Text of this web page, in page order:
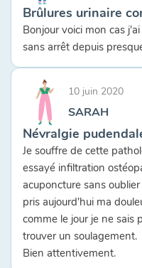
Brûlures urinaire
Bonjour voici mon cas
sans arrêt depuis
10 juin 2020
SARAH
Névralgie
Je souffre de cette
essayé infiltration
acuponcture sans
pris aujourd'hui ma
comme le jour je ne sais
trouver un soulagement.
Bien attentivement.